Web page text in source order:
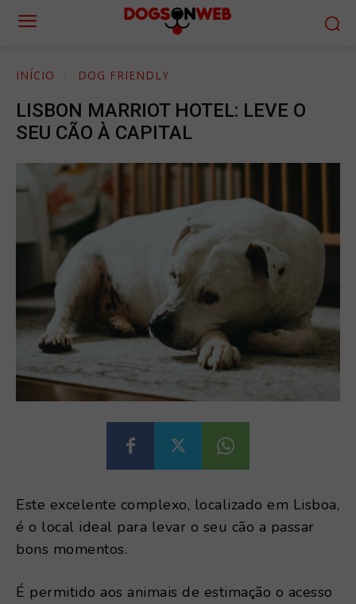
INÍCIO DOG FRIENDLY
LISBON MARRIOT HOTEL: LEVE O
SEU CÃO À CAPITAL
Este excelente complexo, localizado em Lisboa,
é o local ideal para levar o seu cão a passar
bons momentos.
É permitido aos animais de estimação o acesso